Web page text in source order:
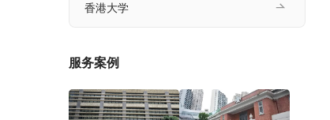
香港大学
服务案例